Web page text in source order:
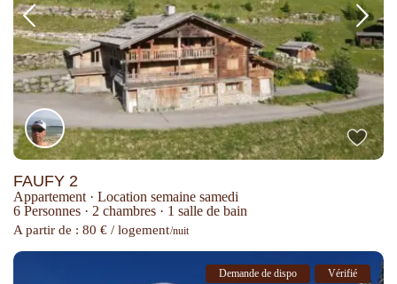
FAUFY 2
Appartement · Location semaine samedi
6 Personnes · 2 chambres · 1 salle de bain
A partir de : 80 € / logement/nuit
Demande de dispo Vérifié